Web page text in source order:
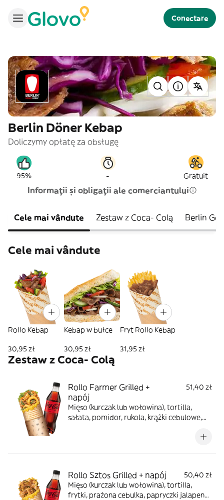
Conectare
Berlin Döner Kebap
Doliczymy opłatę za obsługę
95% - Gratuit
Informații și obligații ale comerciantului
Cele mai vândute Zestaw z Coca- Colą Berlin
Cele mai vândute
Rollo Kebap
30,95 zł
Kebap w bułce
30,95 zł
Fryt Rollo Kebap
31,95 zł
Zestaw z Coca- Colą
Rollo Farmer Grilled +
napój
51,40 zł
Mięso (kurczak lub wołowina), tortilla,
sałata, pomidor, rukola, krążki cebulowe,
Rollo Sztos Grilled + napój
50,40 zł
Mięso (kurczak lub wołowina), tortilla,
frytki, prażona cebulka, papryczki jalapeno,